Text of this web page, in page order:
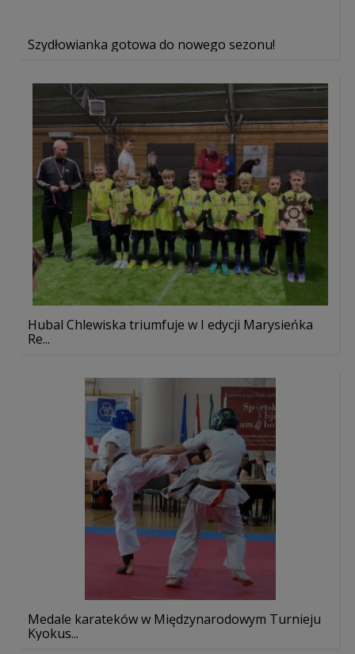
Szydłowianka gotowa do nowego sezonu!
Hubal Chlewiska triumfuje w I edycji Marysieńka
Re...
Medale karateków w Międzynarodowym Turnieju
Kyokus...